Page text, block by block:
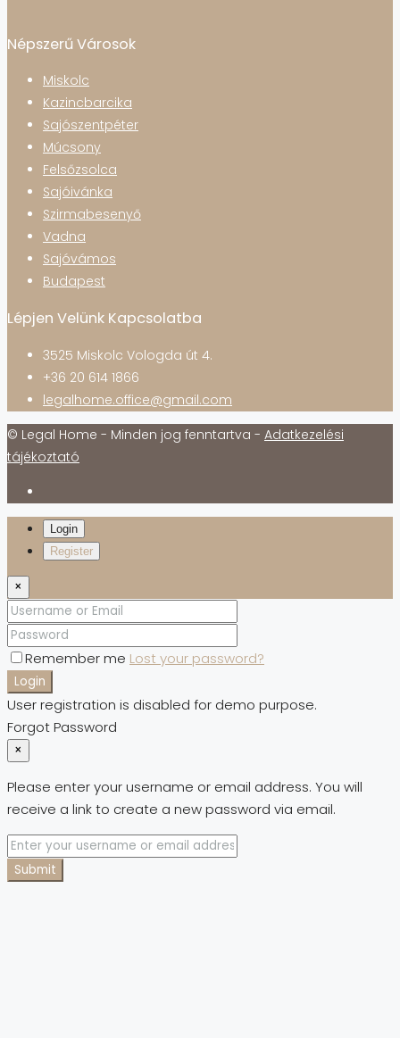
Népszerű Városok
Miskolc
Kazincbarcika
Sajószentpéter
Múcsony
Felsőzsolca
Sajóivánka
Szirmabesenyő
Vadna
Sajóvámos
Budapest
Lépjen Velünk Kapcsolatba
3525 Miskolc Vologda út 4.
+36 20 614 1866
legalhome.office@gmail.com
© Legal Home - Minden jog fenntartva - Adatkezelési
tájékoztató
Login
Register
×
Remember me Lost your password?
Login
User registration is disabled for demo purpose.
Forgot Password
×
Please enter your username or email address. You will
receive a link to create a new password via email.
Submit